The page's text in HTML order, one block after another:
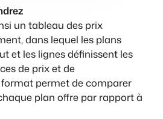
un tableau des prix
dans lequel les plans
et les lignes définissent les
de prix et de
permet de comparer
plan offre par rapport à